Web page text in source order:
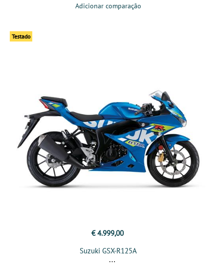
Adicionar comparação
Testado
€ 4.999,00
Suzuki GSX-R125A